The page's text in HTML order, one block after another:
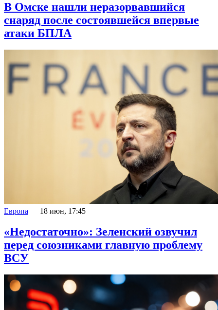
В Омске нашли неразорвавшийся
снаряд после состоявшейся впервые
атаки БПЛА
Европа 18 июн, 17:45
«Недостаточно»: Зеленский озвучил
перед союзниками главную проблему
ВСУ